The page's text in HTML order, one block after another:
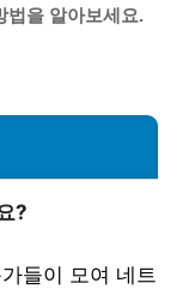
법을 알아보세요.
?
들이 모여 네트